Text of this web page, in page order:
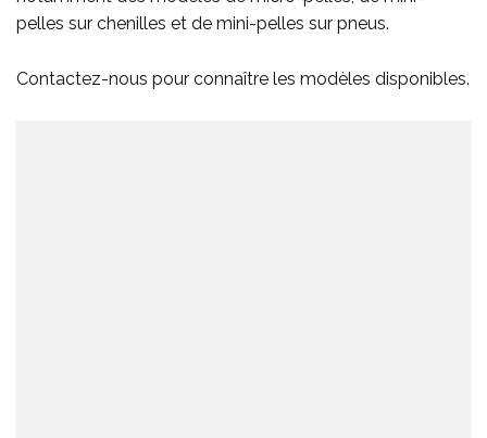
pelles sur chenilles et de mini-pelles sur pneus.
Contactez-nous pour connaître les modèles disponibles.